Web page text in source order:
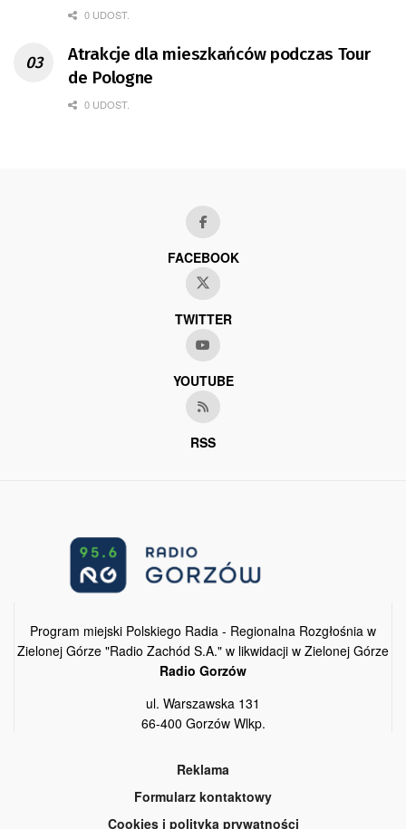
0 UDOST.
Atrakcje dla mieszkańców podczas Tour
de Pologne
0 UDOST.
FACEBOOK
TWITTER
YOUTUBE
RSS
Program miejski Polskiego Radia - Regionalna Rozgłośnia w
Zielonej Górze "Radio Zachód S.A." w likwidacji w Zielonej Górze
Radio Gorzów
ul. Warszawska 131
66-400 Gorzów Wlkp.
Reklama
Formularz kontaktowy
Cookies i polityka prywatności